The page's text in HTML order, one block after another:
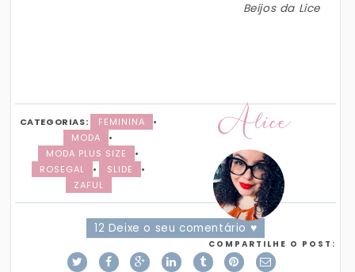
Beijos da Lice
Alice
CATEGORIAS: FEMININA
•
MODA
•
MODA PLUS SIZE
•
ROSEGAL
• SLIDE
•
ZAFUL
12 Deixe o seu comentário ♥
COMPARTILHE O POST: